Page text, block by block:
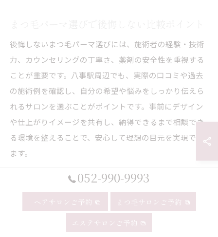
後悔しないまつ毛パーマ選びには、施術者の経験・技術
力、カウンセリングの丁寧さ、薬剤の安全性を重視する
ことが重要です。八事駅周辺でも、実際の口コミや過去
の施術例を確認し、自分の希望や悩みをしっかり伝えら
れるサロンを選ぶことがポイントです。事前にデザイン
や仕上がりイメージを共有し、納得できるまで相談でき
る環境を整えることで、安心して理想の目元を実現でき
ます。
まつ毛パーマの効果と持続期間のリ
052-990-9993
ヘアサロンご予約 まつ毛サロンご予約
エステサロンご予約